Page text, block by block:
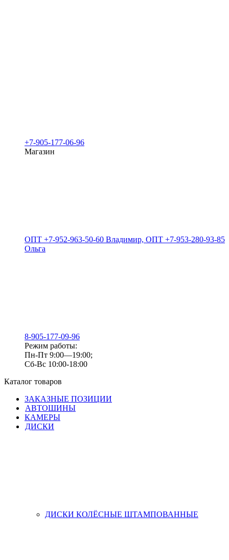
+7-905-177-06-96
Магазин
ОПТ +7-952-963-50-60 Владимир, ОПТ +7-953-280-93-85
Ольга
8-905-177-09-96
Режим работы:
Пн-Пт 9:00—19:00;
Сб-Вс 10:00-18:00
Каталог товаров
ЗАКАЗНЫЕ ПОЗИЦИИ
АВТОШИНЫ
КАМЕРЫ
ДИСКИ
ДИСКИ КОЛЁСНЫЕ ШТАМПОВАННЫЕ